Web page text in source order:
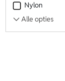
Nylon